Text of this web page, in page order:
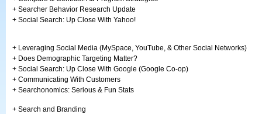
+ Searcher Behavior Research Update
+ Social Search: Up Close With Yahoo!
+ Leveraging Social Media (MySpace, YouTube, & Other Social Networks)
+ Does Demographic Targeting Matter?
+ Social Search: Up Close With Google (Google Co-op)
+ Communicating With Customers
+ Searchonomics: Serious & Fun Stats
+ Search and Branding